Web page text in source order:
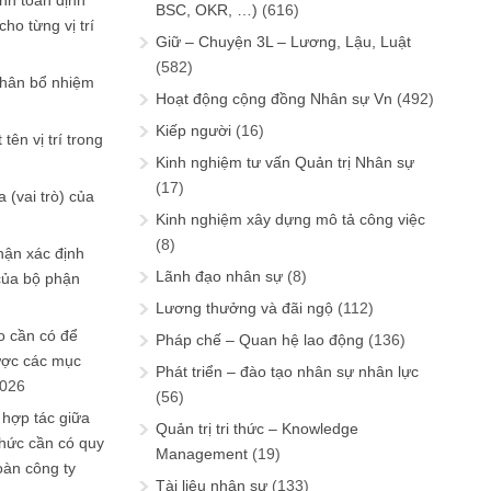
từng vị trí
bổ nhiệm
tên vị trí trong
(vai trò) của
xác định
bộ phận
cần có để
các mục
tác giữa
cần có quy
công ty
BSC, OKR, …) (616)
Giữ – Chuyện 3L – Lương, Lậu, Luật
(582)
Hoạt động cộng đồng Nhân sự Vn (492)
Kiếp người (16)
Kinh nghiệm tư vấn Quản trị Nhân sự
(17)
Kinh nghiệm xây dựng mô tả công việc
(8)
Lãnh đạo nhân sự (8)
Lương thưởng và đãi ngộ (112)
Pháp chế – Quan hệ lao động (136)
Phát triển – đào tạo nhân sự nhân lực
(56)
Quản trị tri thức – Knowledge
Management (19)
Tài liệu nhân sự (133)